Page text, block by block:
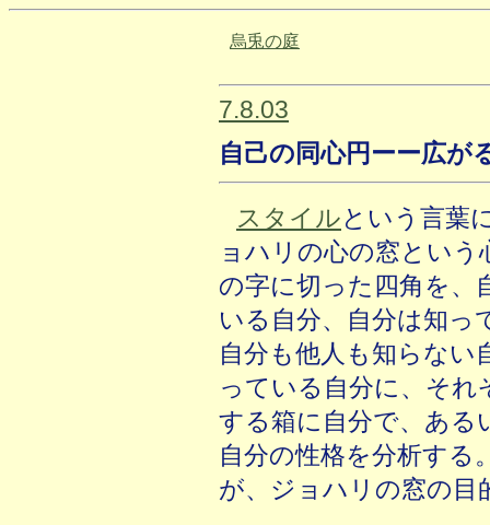
烏兎の庭
7.8.03
自己の同心円ーー広が
スタイルという言葉
ョハリの心の窓とい
の字に切った四角を、
いる自分、自分は知っ
自分も他人も知らない
っている自分に、そ
する箱に自分で、ある
自分の性格を分析する
が、ジョハリの窓の目